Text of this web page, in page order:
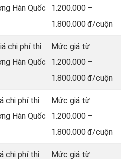
Hàn Quốc
1.200.000 –
1.800.000 đ/cuộn
chi phí thi
Hàn Quốc
Mức giá từ
1.200.000 –
1.800.000 đ/cuộn
chi phí thi
Hàn Quốc
Mức giá từ
1.200.000 –
1.800.000 đ/cuộn
chi phí thi
Mức giá từ